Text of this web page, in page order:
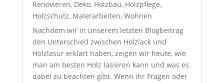
Renovieren, Deko, Holzbau, Holzpflege,
Holzschutz, Malerarbeiten, Wohnen
Nachdem wir in unserem letzten Blogbeitrag
den Unterschied zwischen Holzlack und
Holzlasur erklärt haben, zeigen wir heute, wie
man am besten Holz lasieren kann und was es
dabei zu beachten gibt. Wenn ihr Fragen oder